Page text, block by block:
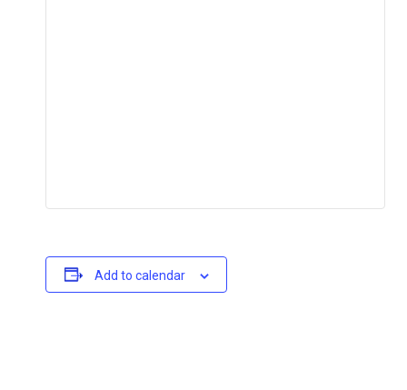
Add to calendar